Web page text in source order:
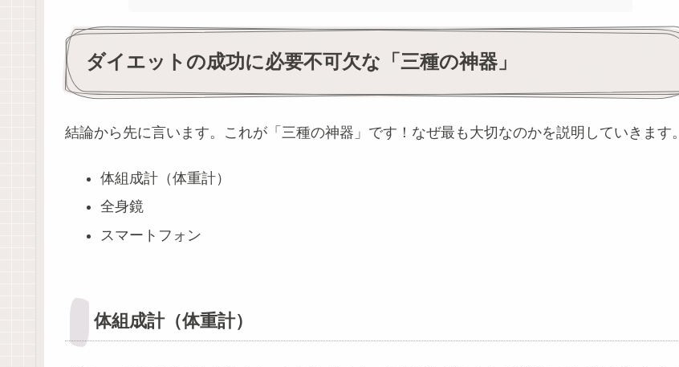
ダイエットの成功に必要不可欠な「三種の神器」
結論から先に言います。これが「三種の神器」です！なぜ最も大切なのかを説明していきます。
体組成計（体重計）
全身鏡
スマートフォン
体組成計（体重計）